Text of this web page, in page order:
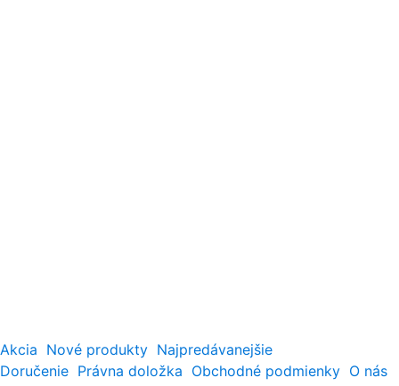
Akcia Nové produkty Najpredávanejšie
Doručenie Právna doložka Obchodné podmienky O nás